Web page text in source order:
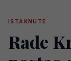
ISTAKNUTE
Rade